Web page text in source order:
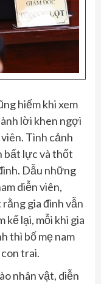
hiếm khi xem
lời khen ngợi
Tình cảnh
bất lực và thốt
Dẫu những
diễn viên,
gia đình vẫn
kể lại, mỗi khi gia
thì bố mẹ nam
trai.
nhân vật, diễn